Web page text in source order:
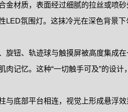
金材质，表面经过细腻的拉丝或喷
氛围灯。这抹冷光在深色背景
旋钮、轨迹球与触摸屏被高度集成
记忆。这种“一切触手可及”的设
与底部平台相连，视觉上形成悬浮